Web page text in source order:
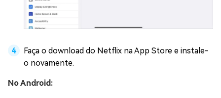
Faça o download do Netflix na App Store e instale-
o novamente.
No Android: